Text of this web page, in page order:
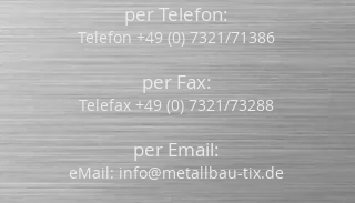
per Telefon:
Telefon +49 (0) 7321/71386
per Fax:
Telefax +49 (0) 7321/73288
per Email:
eMail: info@metallbau-tix.de